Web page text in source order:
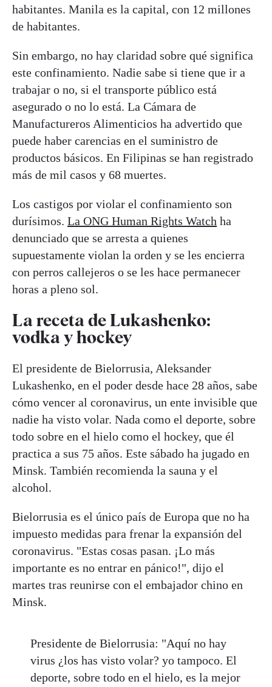
habitantes. Manila es la capital, con 12 millones
de habitantes.
Sin embargo, no hay claridad sobre qué significa
este confinamiento. Nadie sabe si tiene que ir a
trabajar o no, si el transporte público está
asegurado o no lo está. La Cámara de
Manufactureros Alimenticios ha advertido que
puede haber carencias en el suministro de
productos básicos. En Filipinas se han registrado
más de mil casos y 68 muertes.
Los castigos por violar el confinamiento son
durísimos. La ONG Human Rights Watch ha
denunciado que se arresta a quienes
supuestamente violan la orden y se les encierra
con perros callejeros o se les hace permanecer
horas a pleno sol.
La receta de Lukashenko:
vodka y hockey
El presidente de Bielorrusia, Aleksander
Lukashenko, en el poder desde hace 28 años, sabe
cómo vencer al coronavirus, un ente invisible que
nadie ha visto volar. Nada como el deporte, sobre
todo sobre en el hielo como el hockey, que él
practica a sus 75 años. Este sábado ha jugado en
Minsk. También recomienda la sauna y el
alcohol.
Bielorrusia es el único país de Europa que no ha
impuesto medidas para frenar la expansión del
coronavirus. "Estas cosas pasan. ¡Lo más
importante es no entrar en pánico!", dijo el
martes tras reunirse con el embajador chino en
Minsk.
Presidente de Bielorrusia: "Aquí no hay
virus ¿los has visto volar? yo tampoco. El
deporte, sobre todo en el hielo, es la mejor